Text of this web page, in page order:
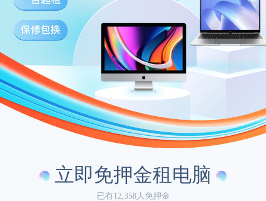
立即免押金租电脑
已有12,358人免押金